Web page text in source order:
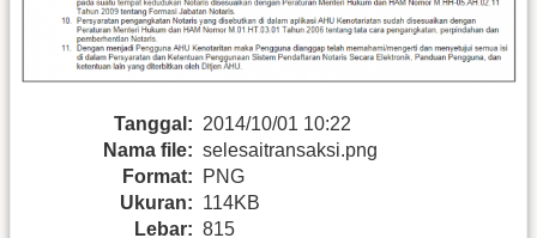
Tanggal: 2014/10/01 10:22
Nama file: selesaitransaksi.png
Format:
PNG
Ukuran: 114KB
Lebar: 815